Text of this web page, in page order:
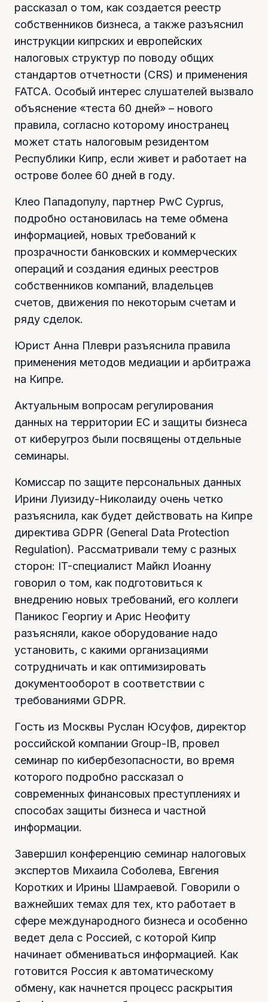
рассказал о том, как создается реестр
собственников бизнеса, а также разъяснил
инструкции кипрских и европейских
налоговых структур по поводу общих
стандартов отчетности (CRS) и применения
FATCA. Особый интерес слушателей вызвало
объяснение «теста 60 дней» – нового
правила, согласно которому иностранец
может стать налоговым резидентом
Республики Кипр, если живет и работает на
острове более 60 дней в году.
Клео Пападопулу, партнер PwC Cyprus,
подробно остановилась на теме обмена
информацией, новых требований к
прозрачности банковских и коммерческих
операций и создания единых реестров
собственников компаний, владельцев
счетов, движения по некоторым счетам и
ряду сделок.
Юрист Анна Плеври разъяснила правила
применения методов медиации и арбитража
на Кипре.
Актуальным вопросам регулирования
данных на территории ЕС и защиты бизнеса
от киберугроз были посвящены отдельные
семинары.
Комиссар по защите персональных данных
Ирини Луизиду-Николаиду очень четко
разъяснила, как будет действовать на Кипре
директива GDPR (General Data Protection
Regulation). Рассматривали тему с разных
сторон: IT-специалист Майкл Иоанну
говорил о том, как подготовиться к
внедрению новых требований, его коллеги
Паникос Георгиу и Арис Неофиту
разъясняли, какое оборудование надо
установить, с какими организациями
сотрудничать и как оптимизировать
документооборот в соответствии с
требованиями GDPR.
Гость из Москвы Руслан Юсуфов, директор
российской компании Group-IB, провел
семинар по кибербезопасности, во время
которого подробно рассказал о
современных финансовых преступлениях и
способах защиты бизнеса и частной
информации.
Завершил конференцию семинар налоговых
экспертов Михаила Соболева, Евгения
Коротких и Ирины Шамраевой. Говорили о
важнейших темах для тех, кто работает в
сфере международного бизнеса и особенно
ведет дела с Россией, с которой Кипр
начинает обмениваться информацией. Как
готовится Россия к автоматическому
обмену, как начнется процесс раскрытия